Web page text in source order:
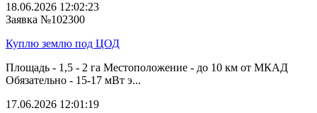
18.06.2026 12:02:23
Заявка №102300
Куплю землю под ЦОД
Площадь - 1,5 - 2 га Местоположение - до 10 км от МКАД
Обязательно - 15-17 мВт э...
17.06.2026 12:01:19